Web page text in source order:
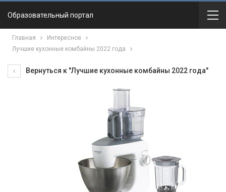
Образовательный портал
Главная
Интересное
Лучшие кухонные комбайны 2022 года
Вернуться к "Лучшие кухонные комбайны 2022 года"